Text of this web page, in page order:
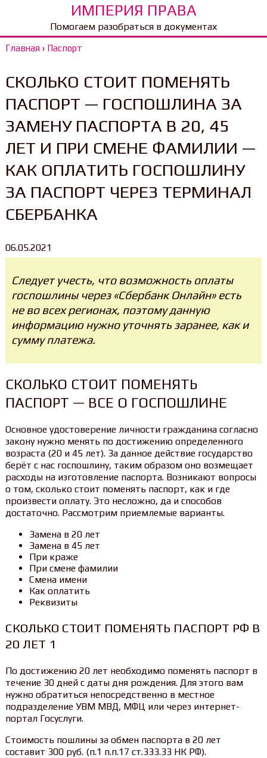
ИМПЕРИЯ ПРАВА
Помогаем разобраться в документах
Главная› Паспорт
СКОЛЬКО СТОИТ ПОМЕНЯТЬ
ПАСПОРТ — ГОСПОШЛИНА ЗА
ЗАМЕНУ ПАСПОРТА В 20, 45
ЛЕТ И ПРИ СМЕНЕ ФАМИЛИИ —
КАК ОПЛАТИТЬ ГОСПОШЛИНУ
ЗА ПАСПОРТ ЧЕРЕЗ ТЕРМИНАЛ
СБЕРБАНКА
06.05.2021
Следует учесть, что возможность оплаты
госпошлины через «Сбербанк Онлайн» есть
не во всех регионах, поэтому данную
информацию нужно уточнять заранее, как и
сумму платежа.
СКОЛЬКО СТОИТ ПОМЕНЯТЬ
ПАСПОРТ — ВСЕ О ГОСПОШЛИНЕ
Основное удостоверение личности гражданина согласно
закону нужно менять по достижению определенного
возраста (20 и 45 лет). За данное действие государство
берёт с нас госпошлину, таким образом оно возмещает
расходы на изготовление паспорта. Возникают вопросы
о том, сколько стоит поменять паспорт, как и где
произвести оплату. Это несложно, да и способов
достаточно. Рассмотрим приемлемые варианты.
Замена в 20 лет
Замена в 45 лет
При краже
При смене фамилии
Смена имени
Как оплатить
Реквизиты
СКОЛЬКО СТОИТ ПОМЕНЯТЬ ПАСПОРТ РФ В
20 ЛЕТ 1
По достижению 20 лет необходимо поменять паспорт в
течение 30 дней с даты дня рождения. Для этого вам
нужно обратиться непосредственно в местное
подразделение УВМ МВД, МФЦ или через интернет-
портал Госуслуги.
Стоимость пошлины за обмен паспорта в 20 лет
составит 300 руб. (п.1 п.п.17 ст.333.33 НК РФ).